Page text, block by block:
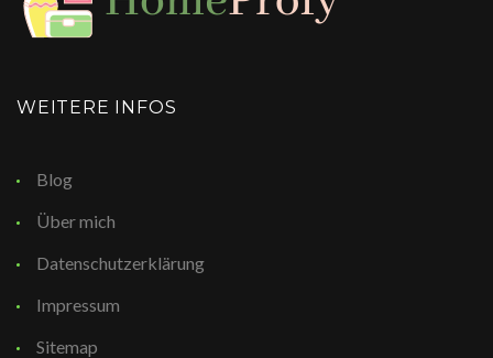
WEITERE INFOS
Blog
Über mich
Datenschutzerklärung
Impressum
Sitemap